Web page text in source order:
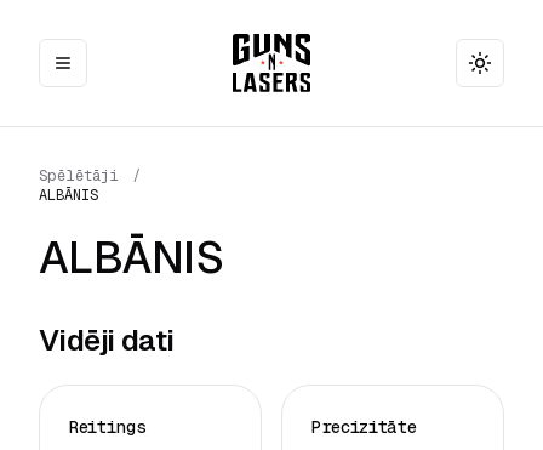
Toggle
Spēlētāji
/
ALBĀNIS
ALBĀNIS
Vidēji dati
Reitings Precizitāte